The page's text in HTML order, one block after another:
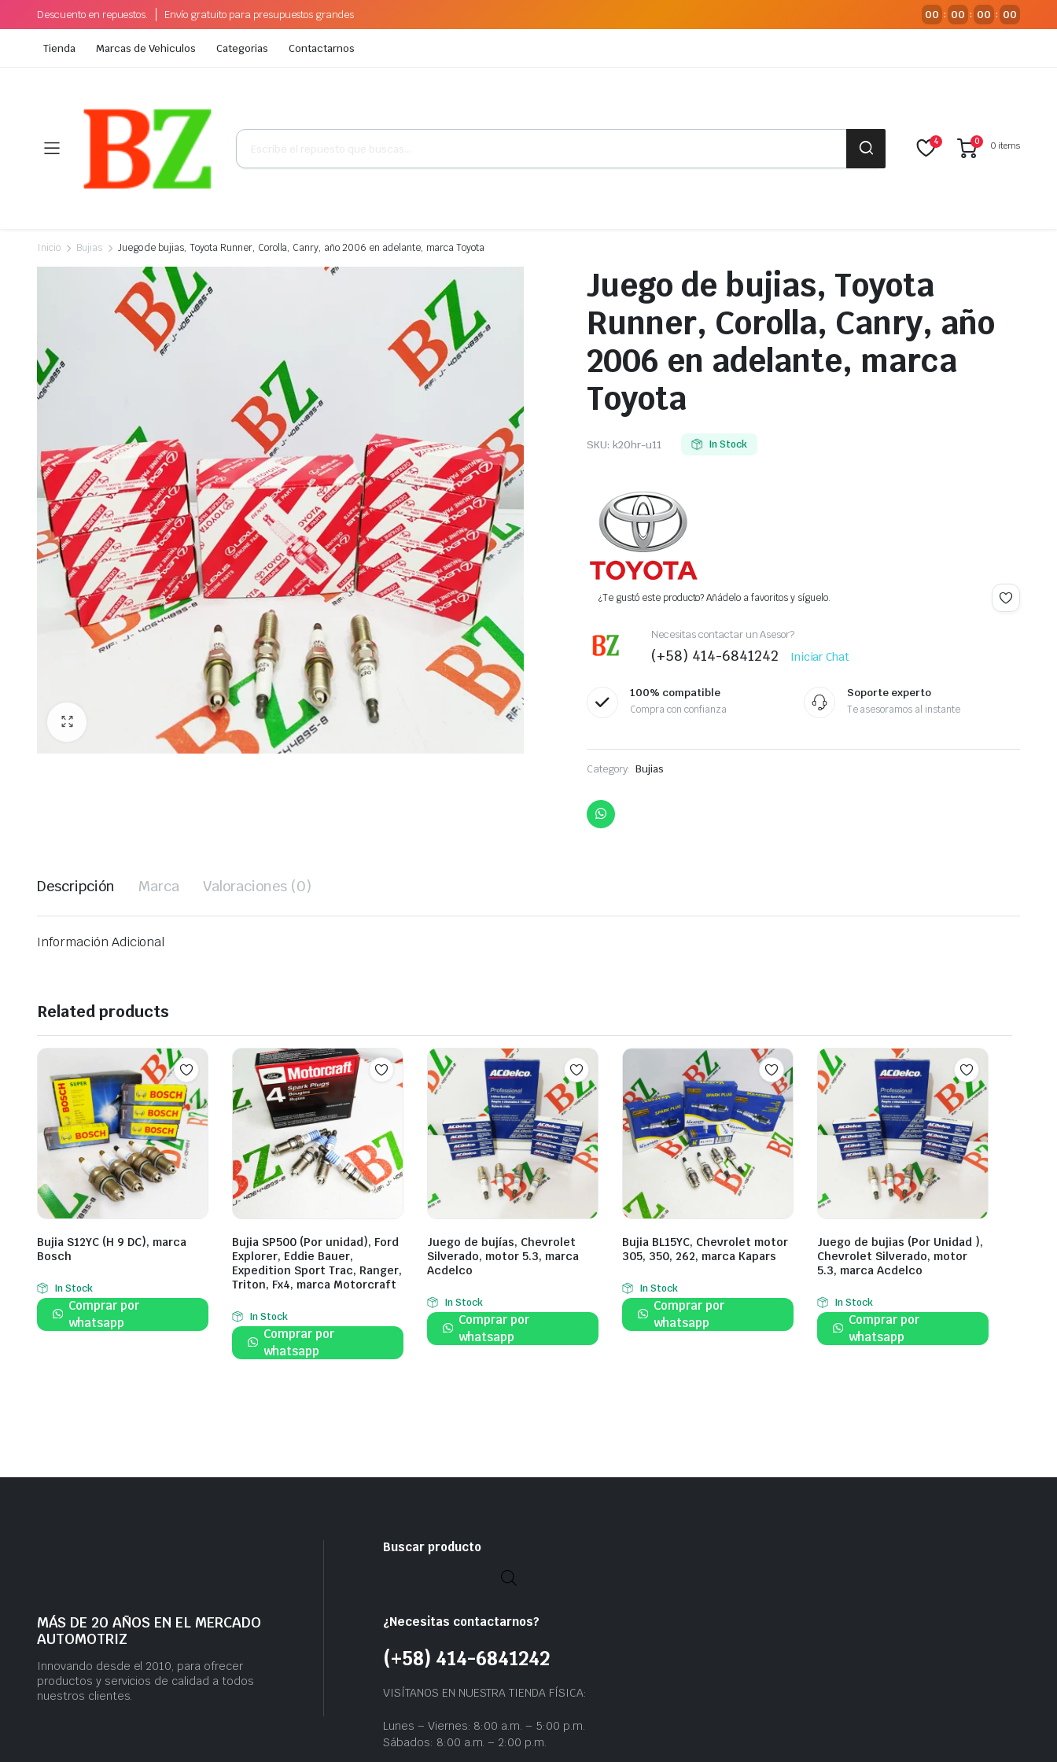
Descuento en repuestos. Envío gratuito para presupuestos grandes 00 : 00 : 00 : 00
Tienda Marcas de Vehiculos Categorias Contactarnos
Búsqueda
productos
4 0 0 items
Inicio Bujias Juego de bujias, Toyota Runner, Corolla, Canry, año 2006 en adelante, marca Toyota
Juego de bujias, Toyota
Runner, Corolla, Canry, año
2006 en adelante, marca
Toyota
SKU: k20hr-u11 In Stock
¿Te gustó este producto? Añádelo a favoritos y síguelo.
Necesitas contactar un Asesor?
(+58) 414-6841242 Iniciar Chat
100% compatible
Compra con confianza
Soporte experto
Te asesoramos al instante
Category: Bujias
Descripción Marca Valoraciones (0)
Información Adicional
Related products
Bujia S12YC (H 9 DC), marca
Bosch
In Stock
Comprar por
whatsapp
Bujia SP500 (Por unidad), Ford
Explorer, Eddie Bauer,
Expedition Sport Trac, Ranger,
Triton, Fx4, marca Motorcraft
In Stock
Comprar por
whatsapp
Juego de bujías, Chevrolet
Silverado, motor 5.3, marca
Acdelco
In Stock
Comprar por
whatsapp
Bujia BL15YC, Chevrolet motor
305, 350, 262, marca Kapars
In Stock
Comprar por
whatsapp
Juego de bujias (Por Unidad ),
Chevrolet Silverado, motor
5.3, marca Acdelco
In Stock
Comprar por
whatsapp
MÁS DE 20 AÑOS EN EL MERCADO
AUTOMOTRIZ
Innovando desde el 2010, para ofrecer
productos y servicios de calidad a todos
nuestros clientes.
Buscar producto
¿Necesitas contactarnos?
(+58) 414-6841242
VISÍTANOS EN NUESTRA TIENDA FÍSICA:
Lunes – Viernes: 8:00 a.m. – 5:00 p.m.
Sábados: 8:00 a.m. – 2:00 p.m.